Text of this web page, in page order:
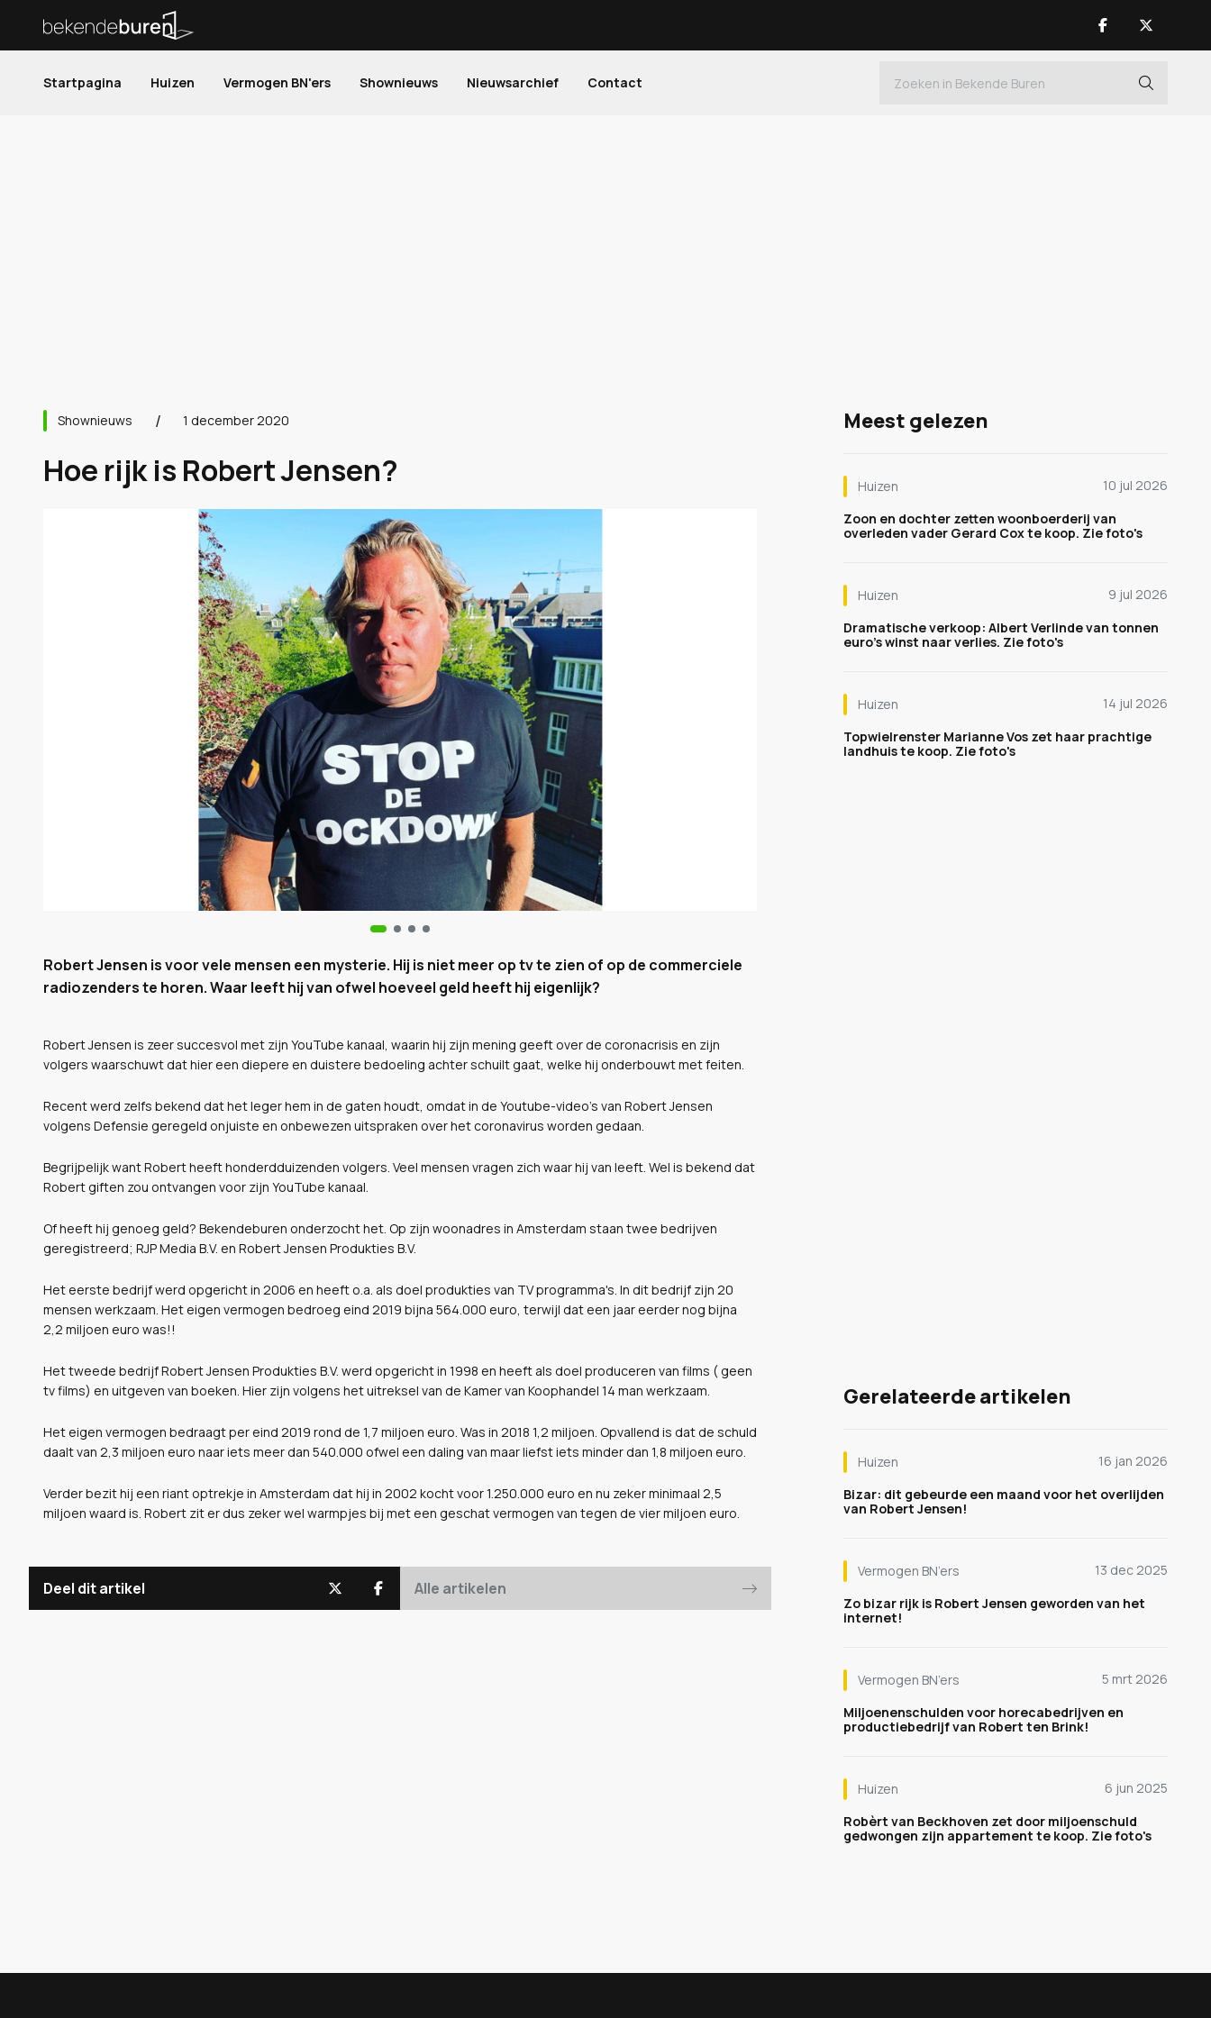
Startpagina Huizen Vermogen BN'ers Shownieuws Nieuwsarchief Contact
Shownieuws 1 december 2020
Hoe rijk is Robert Jensen?
Robert Jensen is voor vele mensen een mysterie. Hij is niet meer op tv te zien of op de commerciele
radiozenders te horen. Waar leeft hij van ofwel hoeveel geld heeft hij eigenlijk?
Robert Jensen is zeer succesvol met zijn YouTube kanaal, waarin hij zijn mening geeft over de coronacrisis en zijn
volgers waarschuwt dat hier een diepere en duistere bedoeling achter schuilt gaat, welke hij onderbouwt met feiten.
Recent werd zelfs bekend dat het leger hem in de gaten houdt, omdat in de Youtube-video’s van Robert Jensen
volgens Defensie geregeld onjuiste en onbewezen uitspraken over het coronavirus worden gedaan.
Begrijpelijk want Robert heeft honderdduizenden volgers. Veel mensen vragen zich waar hij van leeft. Wel is bekend dat
Robert giften zou ontvangen voor zijn YouTube kanaal.
Of heeft hij genoeg geld? Bekendeburen onderzocht het. Op zijn woonadres in Amsterdam staan twee bedrijven
geregistreerd; RJP Media B.V. en Robert Jensen Produkties B.V.
Het eerste bedrijf werd opgericht in 2006 en heeft o.a. als doel produkties van TV programma's. In dit bedrijf zijn 20
mensen werkzaam. Het eigen vermogen bedroeg eind 2019 bijna 564.000 euro, terwijl dat een jaar eerder nog bijna
2,2 miljoen euro was!!
Het tweede bedrijf Robert Jensen Produkties B.V. werd opgericht in 1998 en heeft als doel produceren van films ( geen
tv films) en uitgeven van boeken. Hier zijn volgens het uitreksel van de Kamer van Koophandel 14 man werkzaam.
Het eigen vermogen bedraagt per eind 2019 rond de 1,7 miljoen euro. Was in 2018 1,2 miljoen. Opvallend is dat de schuld
daalt van 2,3 miljoen euro naar iets meer dan 540.000 ofwel een daling van maar liefst iets minder dan 1,8 miljoen euro.
Verder bezit hij een riant optrekje in Amsterdam dat hij in 2002 kocht voor 1.250.000 euro en nu zeker minimaal 2,5
miljoen waard is. Robert zit er dus zeker wel warmpjes bij met een geschat vermogen van tegen de vier miljoen euro.
Deel dit artikel Alle artikelen
Meest gelezen
Huizen
10 jul 2026
Zoon en dochter zetten woonboerderij van
overleden vader Gerard Cox te koop. Zie foto's
Huizen
9 jul 2026
Dramatische verkoop: Albert Verlinde van tonnen
euro's winst naar verlies. Zie foto's
Huizen
14 jul 2026
Topwielrenster Marianne Vos zet haar prachtige
landhuis te koop. Zie foto's
Gerelateerde artikelen
Huizen
16 jan 2026
Bizar: dit gebeurde een maand voor het overlijden
van Robert Jensen!
Vermogen BN’ers
13 dec 2025
Zo bizar rijk is Robert Jensen geworden van het
internet!
Vermogen BN’ers
5 mrt 2026
Miljoenenschulden voor horecabedrijven en
productiebedrijf van Robert ten Brink!
Huizen
6 jun 2025
Robèrt van Beckhoven zet door miljoenschuld
gedwongen zijn appartement te koop. Zie foto's